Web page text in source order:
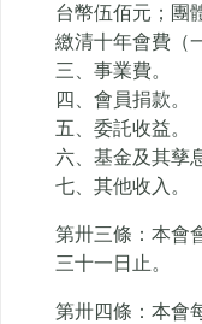
台幣伍佰元；團
繳清十年會費（
三、事業費。
四、會員捐款。
五、委託收益。
六、基金及其孳
七、其他收入。
第卅三條：本會
三十一日止。
第卅四條：本會